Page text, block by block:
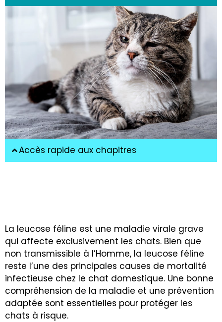
Accès rapide aux chapitres
La leucose féline est une maladie virale grave
qui affecte exclusivement les chats. Bien que
non transmissible à l’Homme, la leucose féline
reste l’une des principales causes de mortalité
infectieuse chez le chat domestique. Une bonne
compréhension de la maladie et une prévention
adaptée sont essentielles pour protéger les
chats à risque.